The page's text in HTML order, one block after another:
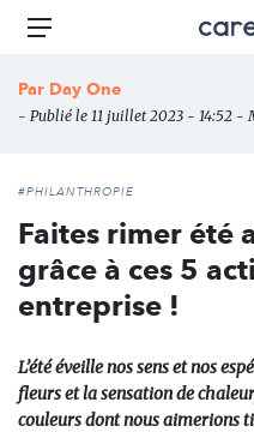
Aller
principal
des
Menu
Par Day One
- Publié le 11 juillet 2023 - 14:52 -
#PHILANTHROPIE
Faites rimer été
grâce à ces 5
entreprise !
L’été éveille nos sens et nos
fleurs et la sensation de
couleurs dont nous aimerions